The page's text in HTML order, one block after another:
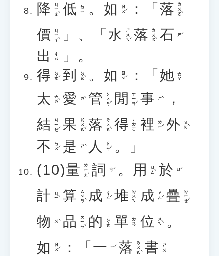
降 ㄐㄧㄤˋ 低 ㄉㄧ 。 如 ㄖㄨˊ ：「 落 ㄌㄨㄛˋ
價 ㄐㄧㄚˋ 」、「 水 ㄕㄨㄟˇ 落 ㄌㄨㄛˋ 石 ㄕˊ
出 ㄔㄨ
」。
得 ㄉㄜˊ 到 ㄉㄠˋ 。 如 ㄖㄨˊ ：「 她 ㄊㄚ
太 ㄊㄞˋ 愛 ㄞˋ 管 ㄍㄨㄢˇ 閒 ㄒㄧㄢˊ 事 ㄕˋ
，
結 ㄐㄧㄝˊ 果 ㄍㄨㄛˇ 落 ㄌㄨㄛˋ 得 ˙ㄉㄜ 裡 ㄌㄧˇ 外 ㄨㄞˋ
不 ㄅㄨˊ 是 ㄕˋ 人 ㄖㄣˊ 。」
(10)量 ㄌㄧㄤˋ 詞 ㄘˊ 。 用 ㄩㄥˋ 於 ㄩˊ
計 ㄐㄧˋ 算 ㄙㄨㄢˋ 成 ㄔㄥˊ 堆 ㄉㄨㄟ 成 ㄔㄥˊ 疊 ㄉㄧㄝˊ
物 ㄨˋ 品 ㄆㄧㄣˇ 的 ˙ㄉㄜ 單 ㄉㄢ 位 ㄨㄟˋ 。
如 ㄖㄨˊ ：「 一 ㄧˊ 落 ㄌㄨㄛˋ 書 ㄕㄨ